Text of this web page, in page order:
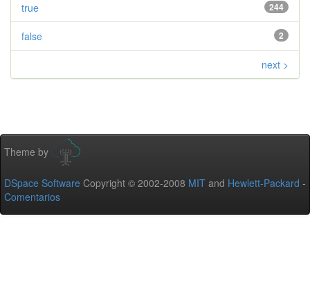
244
true
2
false
next >
Theme by
DSpace Software Copyright © 2002-2008 MIT and Hewlett-Packard -
Comentarios